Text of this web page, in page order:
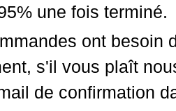
une fois terminé.
ont besoin
s'il vous plaît
de confirmation